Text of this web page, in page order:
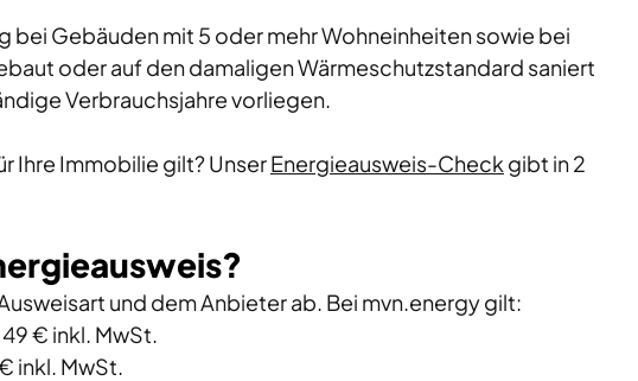
bei Gebäuden mit 5 oder mehr Wohneinheiten sowie bei
oder auf den damaligen Wärmeschutzstandard saniert
Verbrauchsjahre vorliegen.
Ihre Immobilie gilt? Unser Energieausweis-Check gibt in 2
und dem Anbieter ab. Bei mvn.energy gilt:
€ inkl. MwSt.
inkl. MwSt.